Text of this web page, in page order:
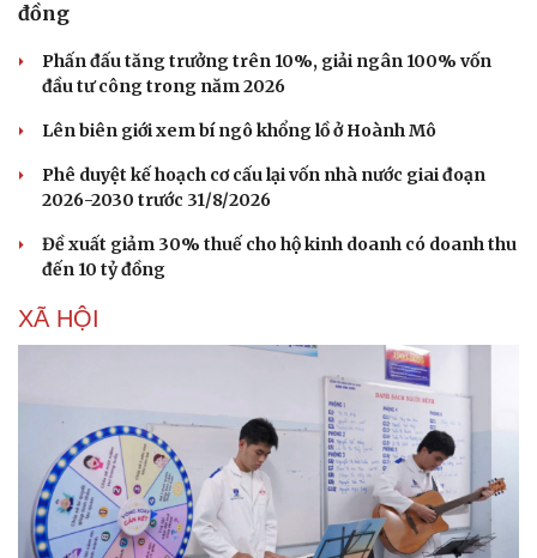
đồng
Phấn đấu tăng trưởng trên 10%, giải ngân 100% vốn
đầu tư công trong năm 2026
Lên biên giới xem bí ngô khổng lồ ở Hoành Mô
Phê duyệt kế hoạch cơ cấu lại vốn nhà nước giai đoạn
2026-2030 trước 31/8/2026
Đề xuất giảm 30% thuế cho hộ kinh doanh có doanh thu
đến 10 tỷ đồng
XÃ HỘI